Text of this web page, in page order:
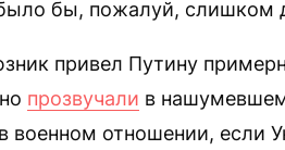
бы, пожалуй, слишком
привел Путину
прозвучали в
военном отношении, если